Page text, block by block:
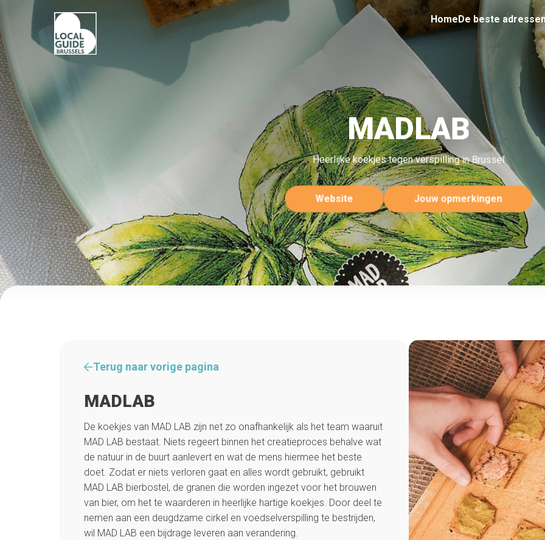
HomeDe beste
MADLAB
Heerlijke koekjes tegen verspilling in Brussel
Website Jouw opmerkingen
Terug naar vorige pagina
MADLAB
De koekjes van MAD LAB zijn net zo onafhankelijk als het team waaruit
MAD LAB bestaat. Niets regeert binnen het creatieproces behalve wat
de natuur in de buurt aanlevert en wat de mens hiermee het beste
doet. Zodat er niets verloren gaat en alles wordt gebruikt, gebruikt
MAD LAB bierbostel, de granen die worden ingezet voor het brouwen
van bier, om het te waarderen in heerlijke hartige koekjes. Door deel te
nemen aan een deugdzame cirkel en voedselverspilling te bestrijden,
wil MAD LAB een bijdrage leveren aan verandering.